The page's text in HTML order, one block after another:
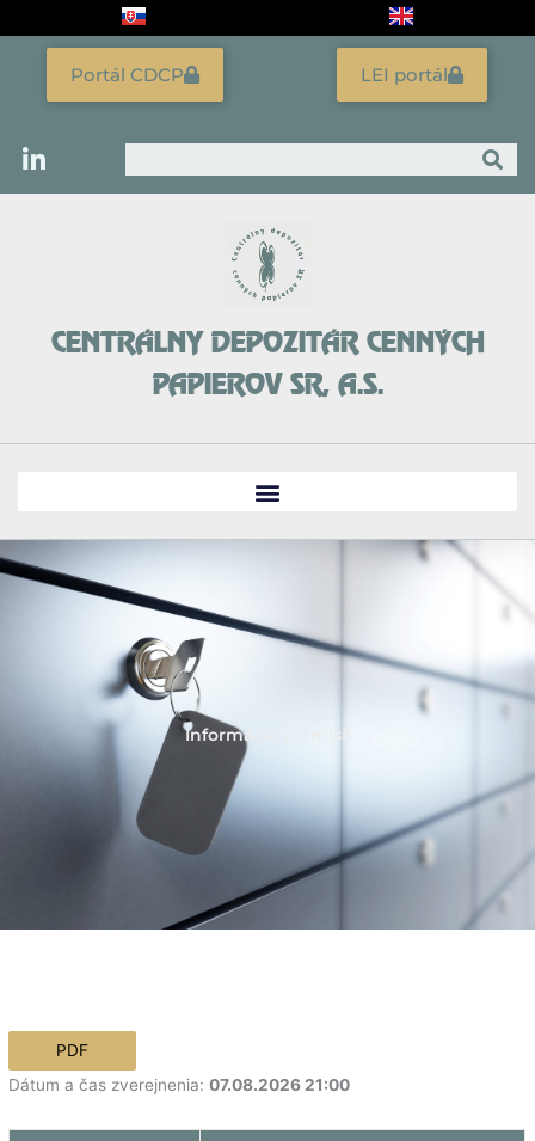
Vyhľadať
LEI portál
Portál CDCP
CENTRÁLNY DEPOZITÁR CENNÝCH
PAPIEROV SR, A.S.
Informácie o emisii
Dátum a čas zverejnenia:07.08.2026 21:00